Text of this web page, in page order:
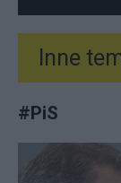
Inne
#PiS